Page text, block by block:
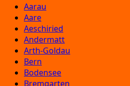
Aarau
Aare
Aeschiried
Andermatt
Arth-Goldau
Bern
Bodensee
Bremgarten